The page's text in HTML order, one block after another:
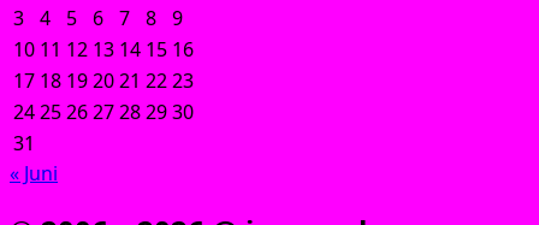
3 4 5 6 7 8 9
10 11 12 13 14 15 16
17 18 192021 2223
24252627282930
31
« Juni